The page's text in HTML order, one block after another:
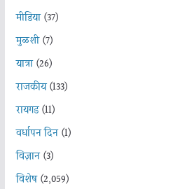
मीडिया(37)
मुळशी(7)
यात्रा(26)
राजकीय(133)
रायगड(11)
वर्धापन दिन(1)
विज्ञान(3)
विशेष(2,059)